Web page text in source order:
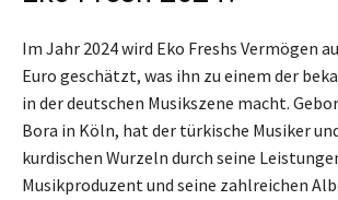
Im Jahr 2024 wird Eko Freshs Vermögen
Euro geschätzt, was ihn zu einem der
in der deutschen Musikszene macht.
Bora in Köln, hat der türkische Musiker
kurdischen Wurzeln durch seine
Musikproduzent und seine zahlreichen